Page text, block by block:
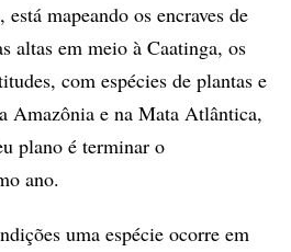
mapeando os encraves de
altas em meio à Caatinga, os
com espécies de plantas e
Amazônia e na Mata Atlântica,
plano é terminar o
ano.
uma espécie ocorre em